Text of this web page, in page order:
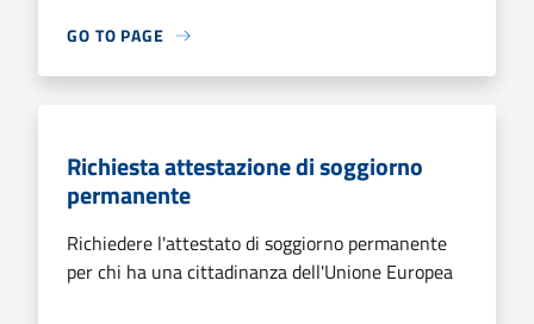
GO TO PAGE
Richiesta attestazione di soggiorno
permanente
Richiedere l'attestato di soggiorno permanente
per chi ha una cittadinanza dell'Unione Europea